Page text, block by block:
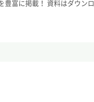
豊富に掲載！ 資料はダウンロ